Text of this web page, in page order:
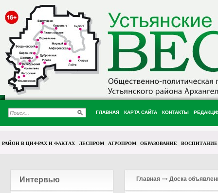
ГЛАВНАЯ КАРТА САЙТА КОНТАКТЫ
РАЙОН В ЦИФРАХ И ФАКТАХ ЛЕСПРОМ АГРОПРОМ ОБРАЗОВАНИЕ ВОСПИТАНИЕ
Интервью Главная Доска